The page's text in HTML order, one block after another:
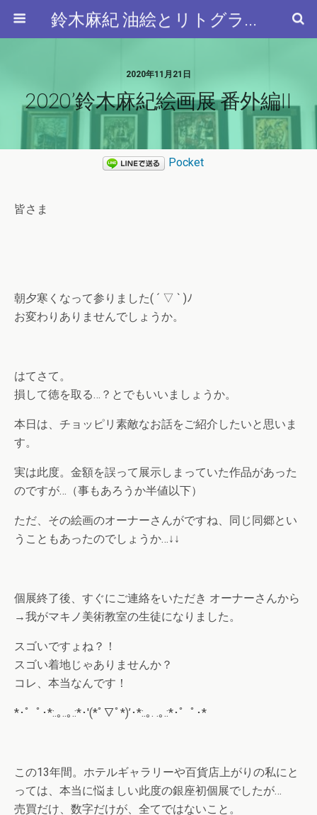
鈴木麻紀 油絵とリトグラフと…
2020年11月21日
2020’鈴木麻紀絵画展 番外編II
Pocket
皆さま
朝夕寒くなって参りました( ´ ▽ ` )ﾉ
お変わりありませんでしょうか。
はてさて。
損して徳を取る…？とでもいいましょうか。
本日は、チョッピリ素敵なお話をご紹介したいと思いま
す。
実は此度。金額を誤って展示しまっていた作品があった
のですが…（事もあろうか半値以下）
ただ、その絵画のオーナーさんがですね、同じ同郷とい
うこともあったのでしょうか…↓↓
個展終了後、すぐにご連絡をいただき オーナーさんから
→我がマキノ美術教室の生徒になりました。
スゴいですょね？！
スゴい着地じゃありませんか？
コレ、本当なんです！
*･゜ﾟ･*:.｡..｡.:*･'(*ﾟ▽ﾟ*)’･*:.｡. .｡.:*･゜ﾟ･*
この13年間。ホテルギャラリーや百貨店上がりの私にと
っては、本当に悩ましい此度の銀座初個展でしたが…
売買だけ、数字だけが、全てではないこと。